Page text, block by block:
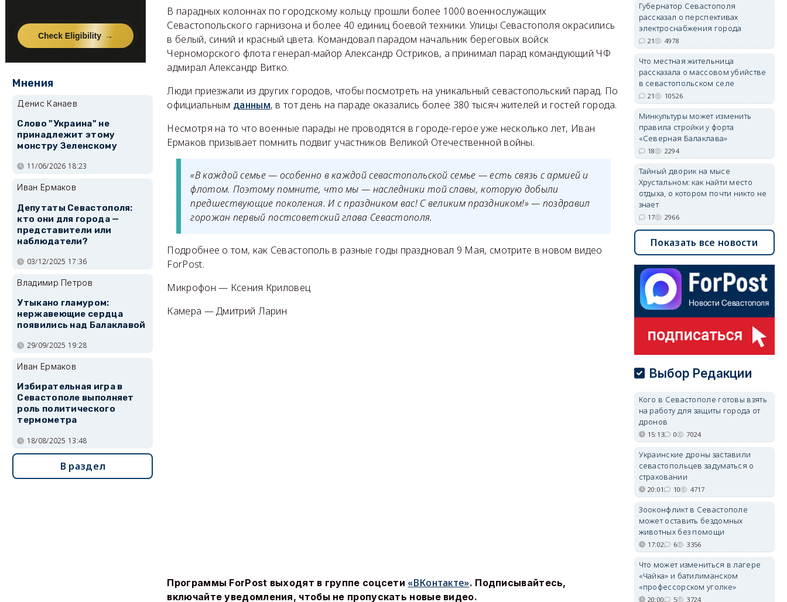
В парадных колоннах по городскому кольцу прошли более 1000 военнослужащих
Севастопольского гарнизона и более 40 единиц боевой техники. Улицы Севастополя окрасились
в белый, синий и красный цвета. Командовал парадом начальник береговых войск
Черноморского флота генерал-майор Александр Остриков, а принимал парад командующий ЧФ
адмирал Александр Витко.
Люди приезжали из других городов, чтобы посмотреть на уникальный севастопольский парад. По
официальным данным, в тот день на параде оказались более 380 тысяч жителей и гостей города.
Несмотря на то что военные парады не проводятся в городе-герое уже несколько лет, Иван
Ермаков призывает помнить подвиг участников Великой Отечественной войны.
«В каждой семье — особенно в каждой севастопольской семье — есть связь с армией и
флотом. Поэтому помните, что мы — наследники той славы, которую добыли
предшествующие поколения. И с праздником вас! С великим праздником!» — поздравил
горожан первый постсоветский глава Севастополя.
Подробнее о том, как Севастополь в разные годы праздновал 9 Мая, смотрите в новом видео
ForPost.
Микрофон — Ксения Криловец
Камера — Дмитрий Ларин
Программы ForPost выходят в группе соцсети «ВКонтакте». Подписывайтесь,
включайте уведомления, чтобы не пропускать новые видео.
Мнения
Денис Канаев
Слово "Украина" не
принадлежит этому
монстру Зеленскому
11/06/2026 18:23
Иван Ермаков
Депутаты Севастополя:
кто они для города —
представители или
наблюдатели?
03/12/2025 17:36
Владимир Петров
Утыкано гламуром:
нержавеющие сердца
появились над Балаклавой
29/09/2025 19:28
Иван Ермаков
Избирательная игра в
Севастополе выполняет
роль политического
термометра
18/08/2025 13:48
В раздел
Губернатор Севастополя
рассказал о перспективах
электроснабжения города
21 4978
Что местная жительница
рассказала о массовом убийстве
в севастопольском селе
21 10526
Минкультуры может изменить
правила стройки у форта
«Северная Балаклава»
18 2294
Тайный дворик на мысе
Хрустальном: как найти место
отдыха, о котором почти никто не
знает
17 2966
Показать все новости
Выбор Редакции
Кого в Севастополе готовы взять
на работу для защиты города от
дронов
15:13 0 7024
Украинские дроны заставили
севастопольцев задуматься о
страховании
20:01 10 4717
Зооконфликт в Севастополе
может оставить бездомных
животных без помощи
17:02 6 3356
Что может измениться в лагере
«Чайка» и батилиманском
«профессорском уголке»
20:00 5 3724